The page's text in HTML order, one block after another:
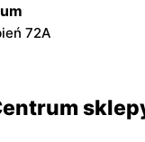
72A